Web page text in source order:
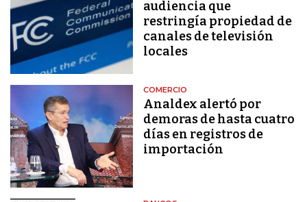
audiencia que
restringía propiedad de
canales de televisión
locales
COMERCIO
Analdex alertó por
demoras de hasta cuatro
días en registros de
importación